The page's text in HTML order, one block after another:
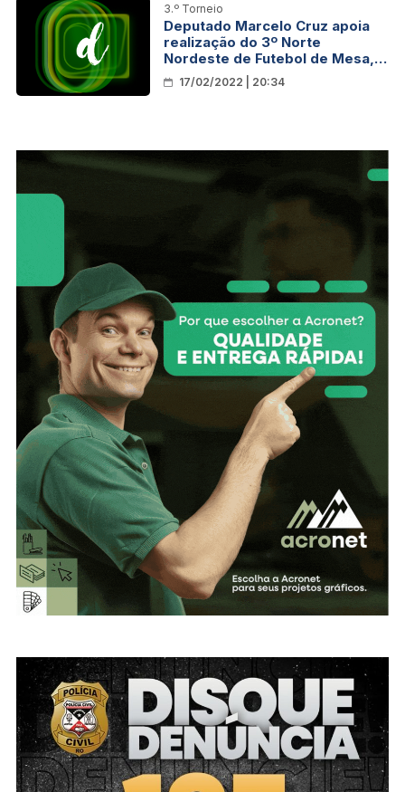
3.º Torneio
Deputado Marcelo Cruz apoia
realização do 3º Norte
Nordeste de Futebol de Mesa,
modalidade Dadinho
17/02/2022 | 20:34